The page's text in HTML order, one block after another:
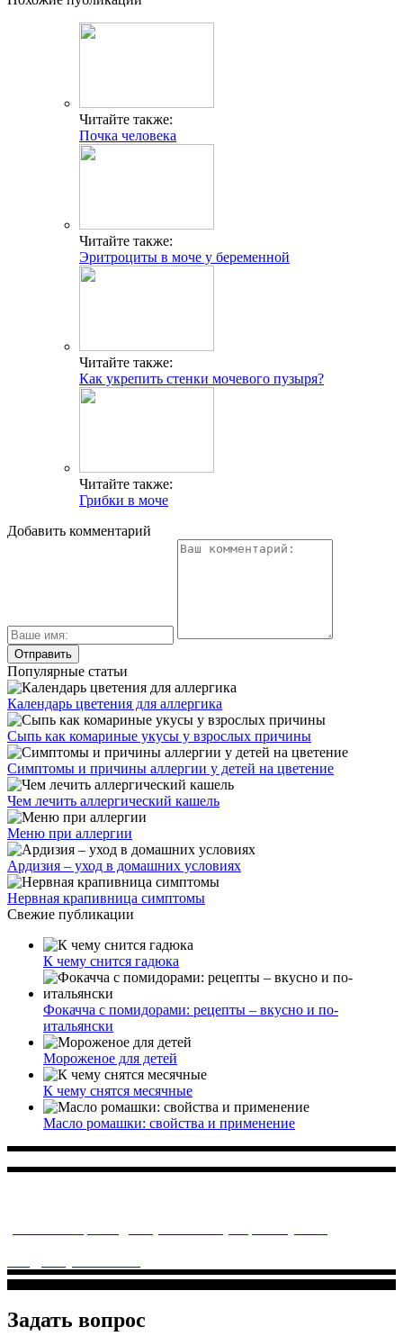
Читайте также:
Почка человека
Читайте также:
Эритроциты в моче у беременной
Читайте также:
Как укрепить стенки мочевого пузыря?
Читайте также:
Грибки в моче
Добавить комментарий
Популярные статьи
Календарь цветения для аллергика
Сыпь как комариные укусы у взрослых причины
Симптомы и причины аллергии у детей на цветение
Чем лечить аллергический кашель
Меню при аллергии
Ардизия – уход в домашних условиях
Нервная крапивница симптомы
Свежие публикации
К чему снится гадюка
Фокачча с помидорами: рецепты – вкусно и по-
итальянски
Мороженое для детей
К чему снятся месячные
Масло ромашки: свойства и применение
Задать вопрос